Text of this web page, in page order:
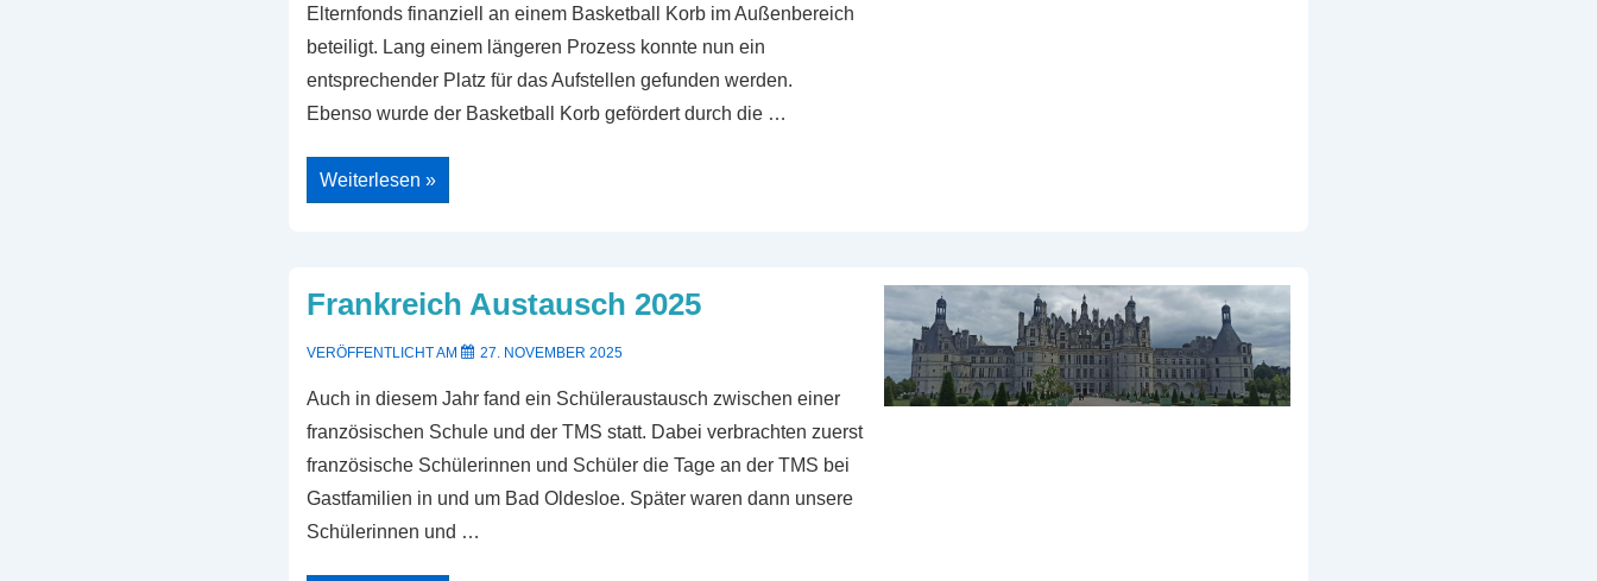
Elternfonds finanziell an einem Basketball Korb im Außenbereich
beteiligt. Lang einem längeren Prozess konnte nun ein
entsprechender Platz für das Aufstellen gefunden werden.
Ebenso wurde der Basketball Korb gefördert durch die …
Unterstützung
für
einen
Weiterlesen »
Frankreich Austausch 2025
VERÖFFENTLICHT AM 27. NOVEMBER 2025
Auch in diesem Jahr fand ein Schüleraustausch zwischen einer
französischen Schule und der TMS statt. Dabei verbrachten zuerst
französische Schülerinnen und Schüler die Tage an der TMS bei
Gastfamilien in und um Bad Oldesloe. Später waren dann unsere
Schülerinnen und …